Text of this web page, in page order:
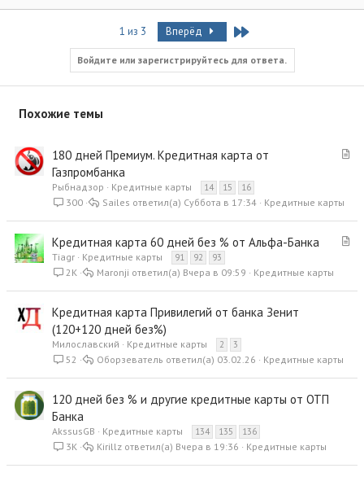
1 из 3 Вперёд Last
Войдите или зарегистрируйтесь для ответа.
Похожие темы
С
180 дней Премиум. Кредитная карта от
Газпромбанка
Рыбнадзор Кредитные карты 14 15 16
300 Кредитные карты
Суббота в 17:34
Sailes
С
Кредитная карта 60 дней без % от Альфа-Банка
Tiagr Кредитные карты 91 92 93
2K Кредитные карты
Вчера в 09:59
Maronji
Кредитная карта Привилегий от банка Зенит
(120+120 дней без%)
Милославский Кредитные карты 2 3
52 Кредитные карты
03.02.26
Оборзеватель
120 дней без % и другие кредитные карты от ОТП
Банка
AkssusGB Кредитные карты 134 135 136
3K Кредитные карты
Вчера в 19:36
Kirillz